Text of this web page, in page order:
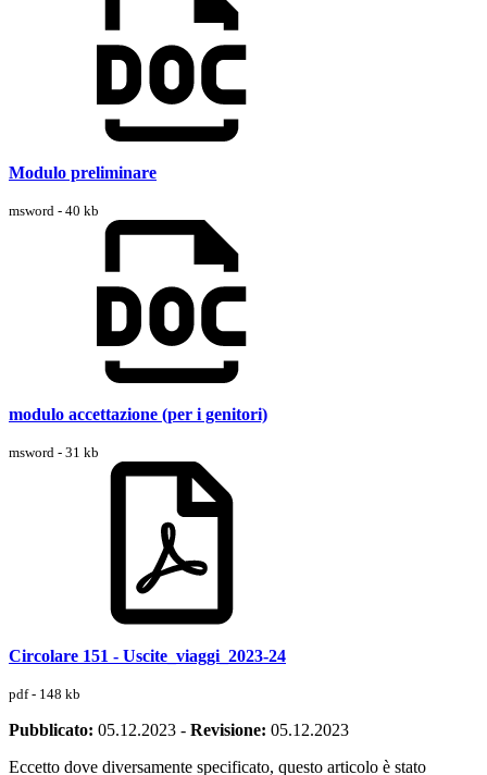
Modulo preliminare
msword - 40 kb
modulo accettazione (per i genitori)
msword - 31 kb
Circolare 151 - Uscite_viaggi_2023-24
pdf - 148 kb
Pubblicato: 05.12.2023 - Revisione: 05.12.2023
Eccetto dove diversamente specificato, questo articolo è stato